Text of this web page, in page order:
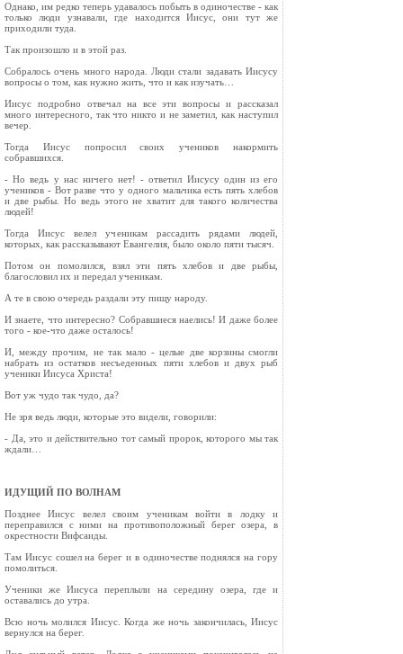
Однако, им редко теперь удавалось побыть в одиночестве - как
только люди узнавали, где находится Иисус, они тут же
приходили туда.
Так произошло и в этой раз.
Собралось очень много народа. Люди стали задавать Иисусу
вопросы о том, как нужно жить, что и как изучать…
Иисус подробно отвечал на все эти вопросы и рассказал
много интересного, так что никто и не заметил, как наступил
вечер.
Тогда Иисус попросил своих учеников накормить
собравшихся.
- Но ведь у нас ничего нет! - ответил Иисусу один из его
учеников - Вот разве что у одного мальчика есть пять хлебов
и две рыбы. Но ведь этого не хватит для такого количества
людей!
Тогда Иисус велел ученикам рассадить рядами людей,
которых, как рассказывают Евангелия, было около пяти тысяч.
Потом он помолился, взял эти пять хлебов и две рыбы,
благословил их и передал ученикам.
А те в свою очередь раздали эту пищу народу.
И знаете, что интересно? Собравшиеся наелись! И даже более
того - кое-что даже осталось!
И, между прочим, не так мало - целые две корзины смогли
набрать из остатков несъеденных пяти хлебов и двух рыб
ученики Иисуса Христа!
Вот уж чудо так чудо, да?
Не зря ведь люди, которые это видели, говорили:
- Да, это и действительно тот самый пророк, которого мы так
ждали…
ИДУЩИЙ ПО ВОЛНАМ
Позднее Иисус велел своим ученикам войти в лодку и
переправился с ними на противоположный берег озера, в
окрестности Вифсаиды.
Там Иисус сошел на берег и в одиночестве поднялся на гору
помолиться.
Ученики же Иисуса переплыли на середину озера, где и
оставались до утра.
Всю ночь молился Иисус. Когда же ночь закончилась, Иисус
вернулся на берег.